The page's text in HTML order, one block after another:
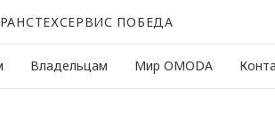
ПОБЕДА
Владельцам Мир OMODA